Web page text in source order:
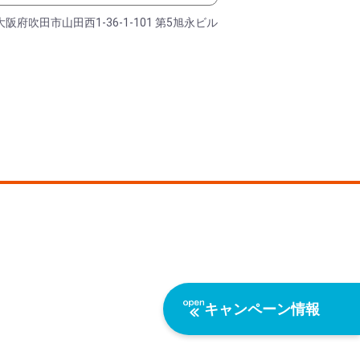
キャンペーン情報
阪府吹田市山田西1-36-1-101 第5旭永ビル